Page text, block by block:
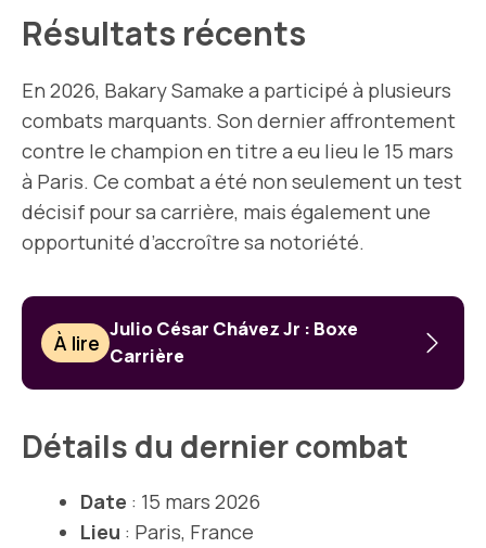
Résultats récents
En 2026, Bakary Samake a participé à plusieurs
combats marquants. Son dernier affrontement
contre le champion en titre a eu lieu le 15 mars
à Paris. Ce combat a été non seulement un test
décisif pour sa carrière, mais également une
opportunité d’accroître sa notoriété.
À lire
Julio César Chávez Jr : Boxe
Carrière
Détails du dernier combat
Date : 15 mars 2026
Lieu : Paris, France